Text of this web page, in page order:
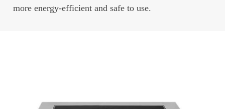
more energy-efficient and safe to use.